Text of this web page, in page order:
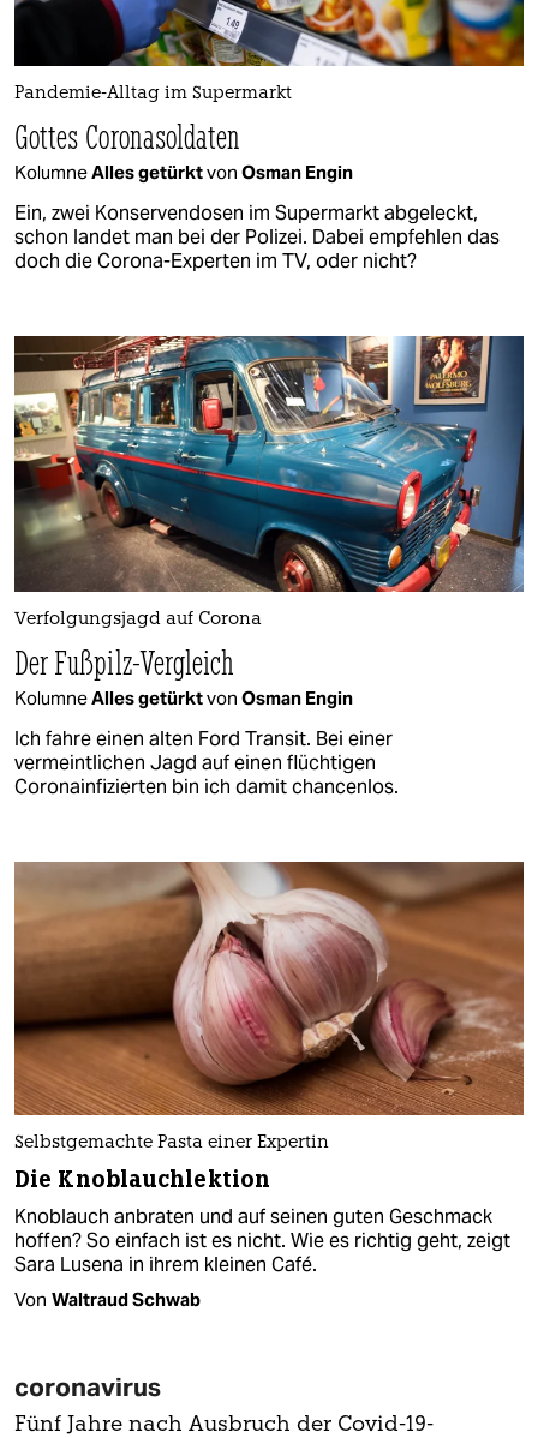
Pandemie-Alltag im Supermarkt
Gottes Coronasoldaten
KolumneAlles getürktvon Osman Engin
Ein, zwei Konservendosen im Supermarkt abgeleckt,
schon landet man bei der Polizei. Dabei empfehlen das
doch die Corona-Experten im TV, oder nicht?
Verfolgungsjagd auf Corona
Der Fußpilz-Vergleich
KolumneAlles getürktvon Osman Engin
Ich fahre einen alten Ford Transit. Bei einer
vermeintlichen Jagd auf einen flüchtigen
Coronainfizierten bin ich damit chancenlos.
Selbstgemachte Pasta einer Expertin
Die Knoblauchlektion
Knoblauch anbraten und auf seinen guten Geschmack
hoffen? So einfach ist es nicht. Wie es richtig geht, zeigt
Sara Lusena in ihrem kleinen Café.
Von Waltraud Schwab
coronavirus
Fünf Jahre nach Ausbruch der Covid-19-